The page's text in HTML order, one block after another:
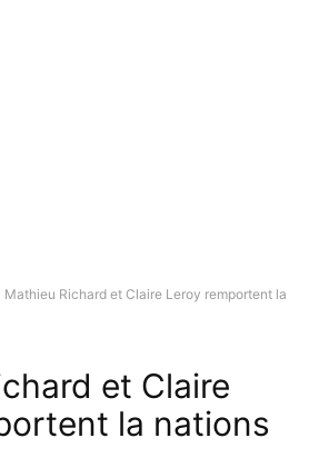
Mathieu Richard et Claire Leroy remportent la
et Claire
la nations